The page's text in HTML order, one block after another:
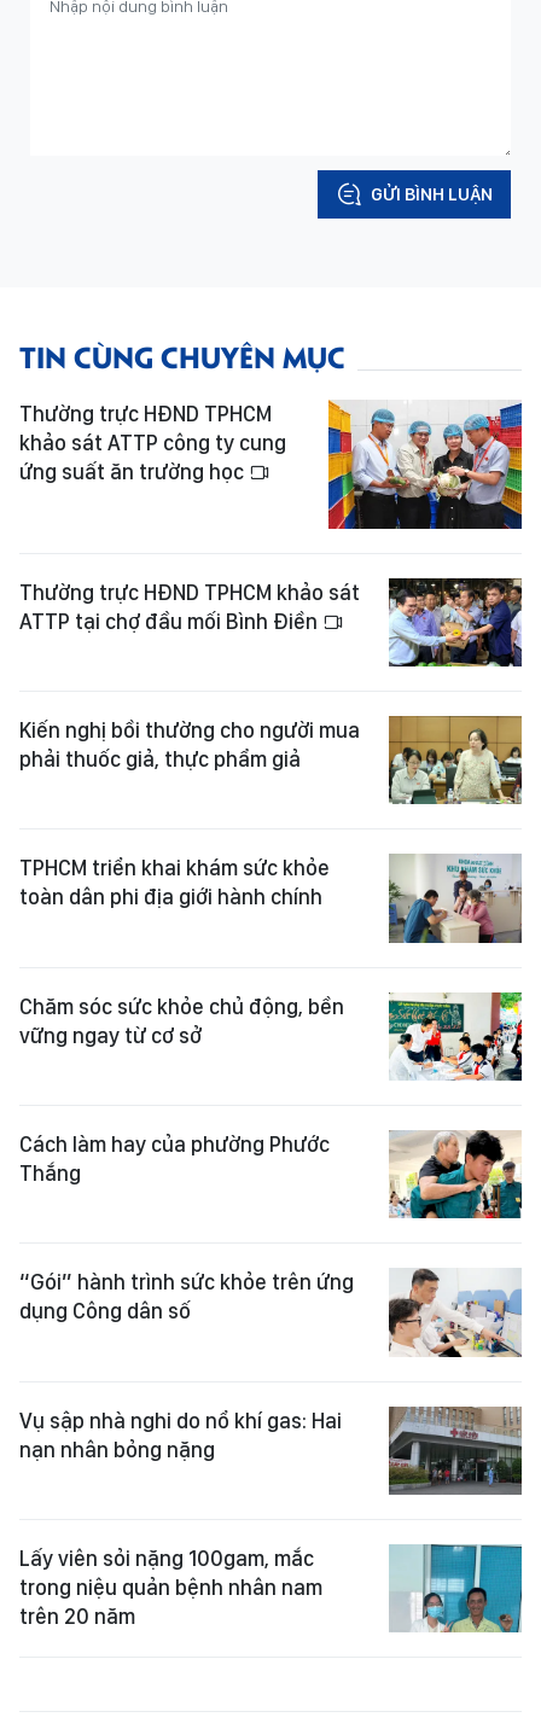
GỬI BÌNH LUẬN
TIN CÙNG CHUYÊN MỤC
Thường trực HĐND TPHCM
khảo sát ATTP công ty cung
ứng suất ăn trường học
Thường trực HĐND TPHCM khảo sát
ATTP tại chợ đầu mối Bình Điền
Kiến nghị bồi thường cho người mua
phải thuốc giả, thực phẩm giả
TPHCM triển khai khám sức khỏe
toàn dân phi địa giới hành chính
Chăm sóc sức khỏe chủ động, bền
vững ngay từ cơ sở
Cách làm hay của phường Phước
Thắng
“Gói” hành trình sức khỏe trên ứng
dụng Công dân số
Vụ sập nhà nghi do nổ khí gas: Hai
nạn nhân bỏng nặng
Lấy viên sỏi nặng 100gam, mắc
trong niệu quản bệnh nhân nam
trên 20 năm